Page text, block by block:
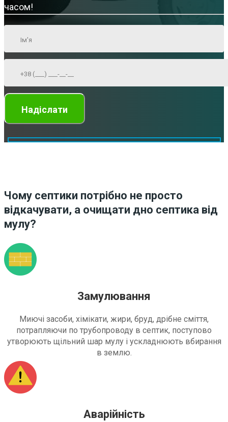
часом!
Чому септики потрібно не просто
відкачувати, а очищати дно септика від
мулу?
Замулювання
Миючі засоби, хімікати, жири, бруд, дрібне сміття,
потрапляючи по трубопроводу в септик, поступово
утворюють щільний шар мулу і ускладнюють вбирання
в землю.
Аварійність